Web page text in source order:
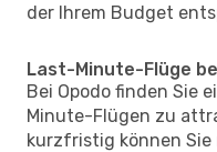
der Ihrem Budget
Last-Minute-Flüge
Bei Opodo finden Sie
Minute-Flügen zu
kurzfristig können Sie